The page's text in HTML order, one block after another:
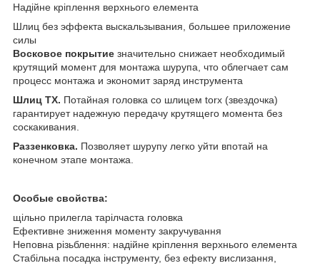
Надійне кріплення верхнього елемента
Шлиц без эффекта выскальзывания, большее приложение
силы
Восковое покрытие значительно снижает необходимый
крутящий момент для монтажа шурупа, что облегчает сам
процесс монтажа и экономит заряд инструмента
Шлиц ТХ. Потайная головка со шлицем torx (звездочка)
гарантирует надежную передачу крутящего момента без
соскакивания.
Раззенковка. Позволяет шурупу легко уйти впотай на
конечном этапе монтажа.
Особые свойства:
щільно прилегла тарілчаста головка
Ефективне зниження моменту закручування
Неповна різьблення: надійне кріплення верхнього елемента
Стабільна посадка інструменту, без ефекту вислизання,